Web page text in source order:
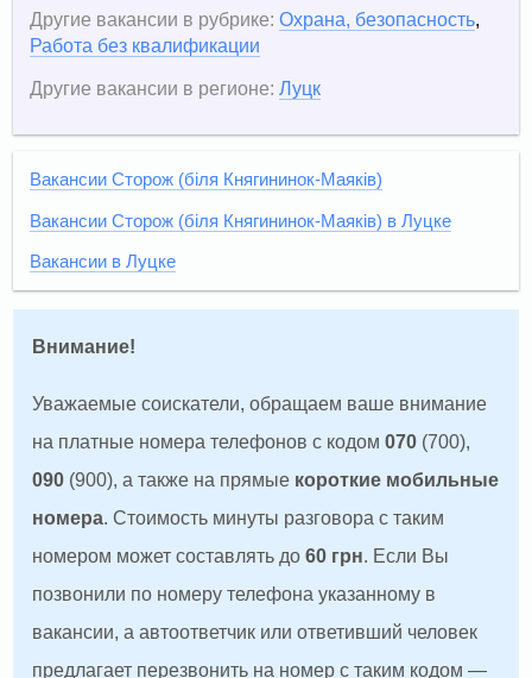
Другие вакансии в рубрике: Охрана, безопасность,
Работа без квалификации
Другие вакансии в регионе: Луцк
Вакансии Сторож (біля Княгининок-Маяків)
Вакансии Сторож (біля Княгининок-Маяків) в Луцке
Вакансии в Луцке
Внимание!
Уважаемые соискатели, обращаем ваше внимание
на платные номера телефонов с кодом070 (700),
090 (900), а также на прямые короткие мобильные
номера. Стоимость минуты разговора с таким
номером может составлять до60 грн. Если Вы
позвонили по номеру телефона указанному в
вакансии, а автоответчик или ответивший человек
предлагает перезвонить на номер с таким кодом —